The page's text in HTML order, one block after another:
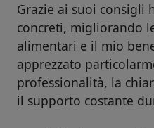
Grazie ai suoi consigli
concreti, migliorando
alimentari e il mio
apprezzato
professionalità, la
il supporto costante